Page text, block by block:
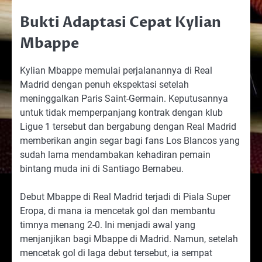
Bukti Adaptasi Cepat Kylian
Mbappe
Kylian Mbappe memulai perjalanannya di Real
Madrid dengan penuh ekspektasi setelah
meninggalkan Paris Saint-Germain. Keputusannya
untuk tidak memperpanjang kontrak dengan klub
Ligue 1 tersebut dan bergabung dengan Real Madrid
memberikan angin segar bagi fans Los Blancos yang
sudah lama mendambakan kehadiran pemain
bintang muda ini di Santiago Bernabeu.
Debut Mbappe di Real Madrid terjadi di Piala Super
Eropa, di mana ia mencetak gol dan membantu
timnya menang 2-0. Ini menjadi awal yang
menjanjikan bagi Mbappe di Madrid. Namun, setelah
mencetak gol di laga debut tersebut, ia sempat